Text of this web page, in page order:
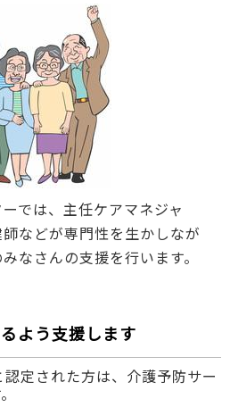
では、主任ケアマネジャ
などが専門性を生かしなが
なさんの支援を行います。
よう支援します
定された方は、介護予防サー